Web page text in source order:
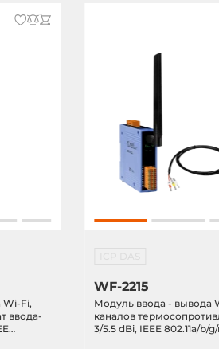
Wi-Fi,
ввода-
WF-2215
Модуль ввода - вывода
каналов
3/5.5 dBi, IEEE 802.11a/b/g/